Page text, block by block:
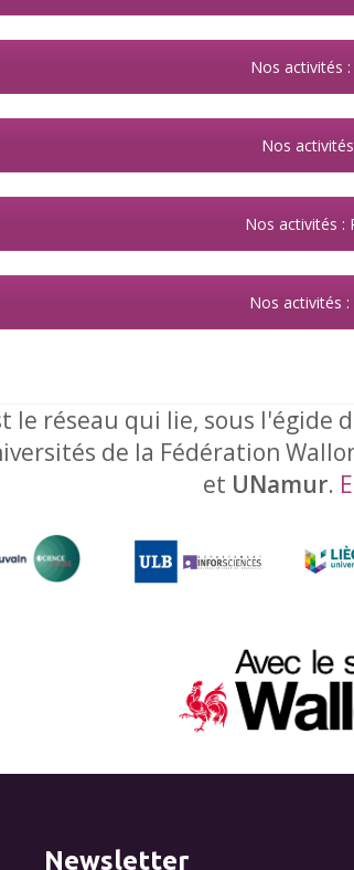
Nos activités
Nos
Nos activités :
Nos activités :
le réseau qui lie, sous l'égide
de la Fédération
et UNamur.
Newsletter